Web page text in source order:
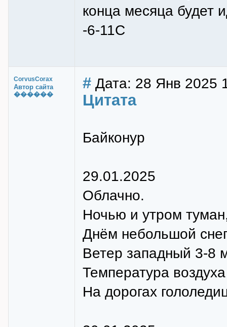
конца месяца будет
-6-11С
CorvusCorax
Автор сайта
������
# Дата: 28 Янв 2025
Цитата
Байконур
29.01.2025
Облачно.
Ночью и утром
Днём небольшой
Ветер западный 3-8
Температура
На дорогах